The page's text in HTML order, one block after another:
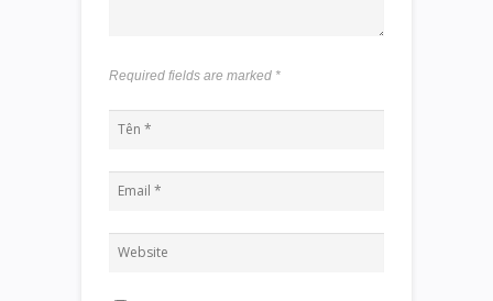
Required fields are marked *